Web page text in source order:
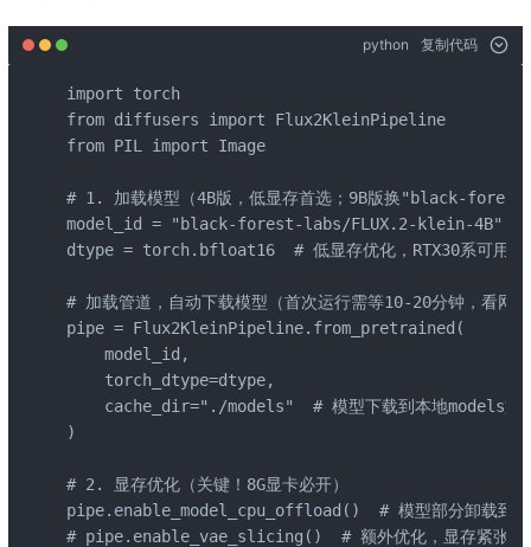
python 复制代码
import torch
from diffusers import Flux2KleinPipeline
from PIL import Image
# 1. 加载模型（4B版，低显存首选；9B版换"black-
model_id = "black-forest-labs/FLUX.2-klein-4B"
dtype = torch.bfloat16  # 低显存优化，RTX30系可用
# 加载管道，自动下载模型（首次运行需等10-20分钟，看网
pipe = Flux2KleinPipeline.from_pretrained(
    model_id,
    torch_dtype=dtype,
cache_dir="./models"  # 模型下载到本地models文
)
# 2. 显存优化（关键！8G显卡必开）
pipe.enable_model_cpu_offload()  # 模型部分卸载到
# pipe.enable_vae_slicing()  # 额外优化，显存紧张可